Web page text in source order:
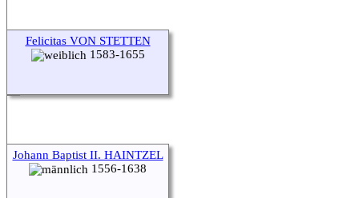
Felicitas VON STETTEN
1583-1655
Johann Baptist II. HAINTZEL
1556-1638